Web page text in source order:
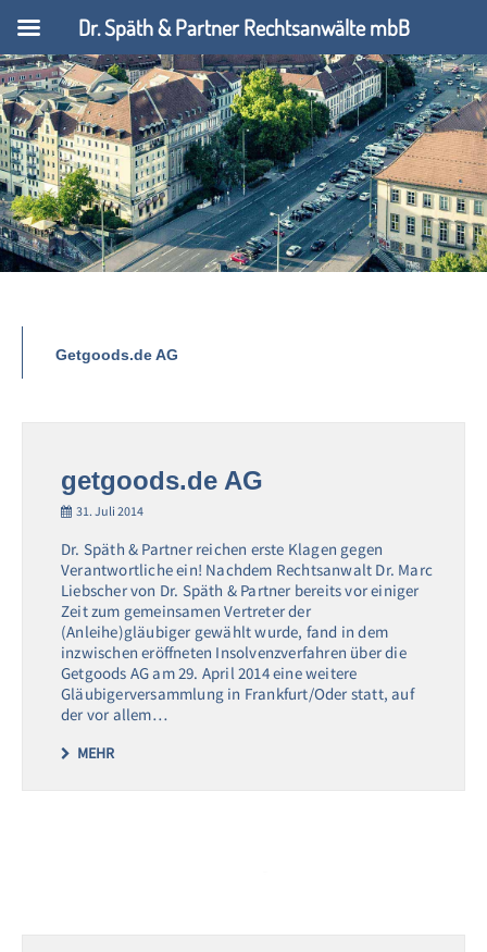
Getgoods.de AG
getgoods.de AG
31. Juli 2014
Dr. Späth & Partner reichen erste Klagen gegen
Verantwortliche ein! Nachdem Rechtsanwalt Dr. Marc
Liebscher von Dr. Späth & Partner bereits vor einiger
Zeit zum gemeinsamen Vertreter der
(Anleihe)gläubiger gewählt wurde, fand in dem
inzwischen eröffneten Insolvenzverfahren über die
Getgoods AG am 29. April 2014 eine weitere
Gläubigerversammlung in Frankfurt/Oder statt, auf
der vor allem…
MEHR
Dr. Späth & Partner Rechtsanwälte mbB